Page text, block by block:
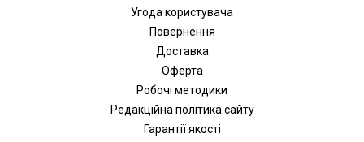
Угода користувача
Повернення
Доставка
Оферта
Робочі методики
Редакційна політика сайту
Гарантії якості